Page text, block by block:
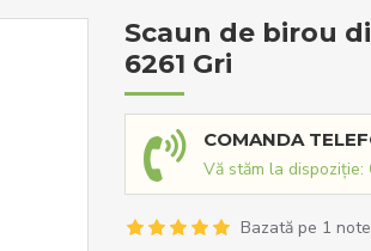
Scaun de birou
6261 Gri
COMANDA
Vă stăm la dispoziție:
Bazată pe 1